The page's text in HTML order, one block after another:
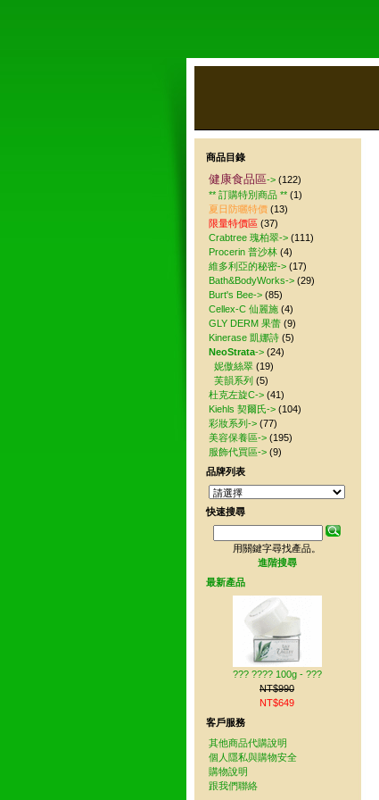
商品目錄
健康食品區-> (122)
** 訂購特別商品 ** (1)
夏日防曬特價 (13)
限量特價區 (37)
Crabtree 瑰柏翠-> (111)
Procerin 普沙林 (4)
維多利亞的秘密-> (17)
Bath&BodyWorks-> (29)
Burt's Bee-> (85)
Cellex-C 仙麗施 (4)
GLY DERM 果蕾 (9)
Kinerase 凱娜詩 (5)
NeoStrata-> (24)
妮傲絲翠 (19)
芙韻系列 (5)
杜克左旋C-> (41)
Kiehls 契爾氏-> (104)
彩妝系列-> (77)
美容保養區-> (195)
服飾代買區-> (9)
品牌列表
快速搜尋
用關鍵字尋找產品。
進階搜尋
最新產品
??? ???? 100g - ???
NT$990
NT$649
客戶服務
其他商品代購說明
個人隱私與購物安全
購物說明
跟我們聯絡